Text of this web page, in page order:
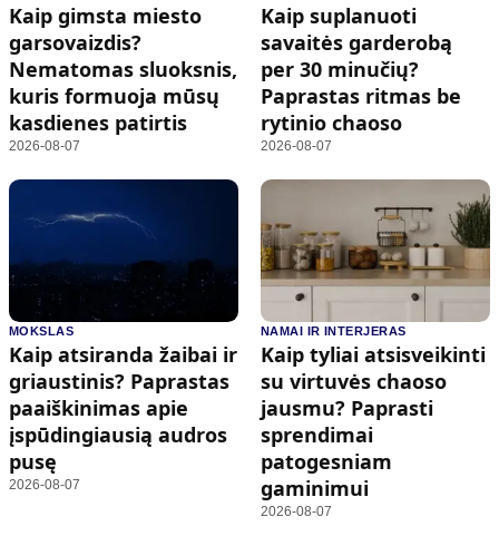
Kaip gimsta miesto
garsovaizdis?
Nematomas sluoksnis,
kuris formuoja mūsų
kasdienes patirtis
2026-08-07
Kaip suplanuoti
savaitės garderobą
per 30 minučių?
Paprastas ritmas be
rytinio chaoso
2026-08-07
MOKSLAS
Kaip atsiranda žaibai ir
griaustinis? Paprastas
paaiškinimas apie
įspūdingiausią audros
pusę
2026-08-07
NAMAI IR INTERJERAS
Kaip tyliai atsisveikinti
su virtuvės chaoso
jausmu? Paprasti
sprendimai
patogesniam
gaminimui
2026-08-07